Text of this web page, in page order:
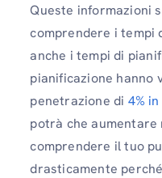
Queste informazioni
comprendere i tempi
anche i tempi di
pianificazione hanno
penetrazione di 4%
potrà che aumentare
comprendere il tuo
drasticamente